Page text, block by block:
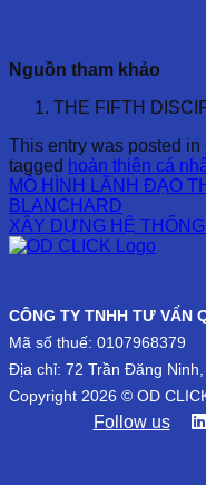
Nguồn tham khảo
THE FIFTH
This entry was posted in
tagged hoàn thiện cá
MÔ HÌNH LÃNH ĐẠO
BLANCHARD
XÂY DỰNG HỆ
CÔNG TY TNHH TƯ VẤN
Mã số thuế: 0107968379
Địa chỉ: 72 Trần Đăng
Copyright 2026 © OD
Follow us